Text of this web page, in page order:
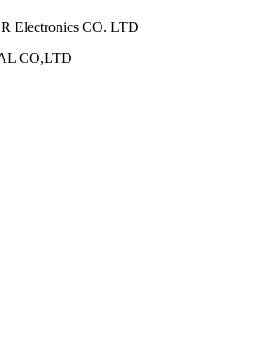
Electronics CO. LTD
CO,LTD